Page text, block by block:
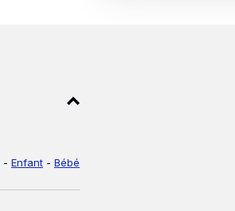
- Enfant- Bébé